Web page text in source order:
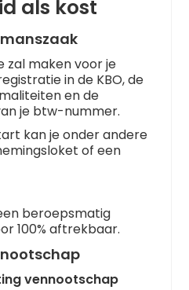
als kost
zal maken voor je
in de KBO, de
en de
je btw-nummer.
kan je onder andere
of een
beroepsmatig
100% aftrekbaar.
vennootschap